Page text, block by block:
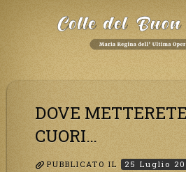
DOVE
CUORI…
PUBBLICATO IL 25 Luglio